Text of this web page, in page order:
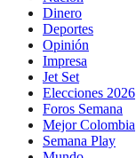
Dinero
Deportes
Opinión
Impresa
Jet Set
Elecciones 2026
Foros Semana
Mejor Colombia
Semana Play